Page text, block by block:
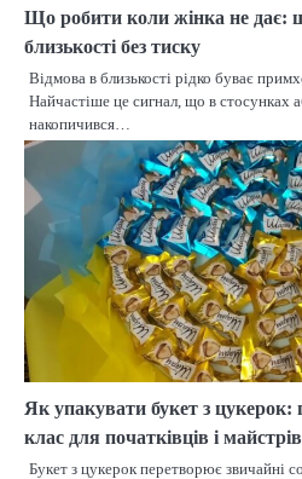
Що робити коли жінка не дає:
близькості без тиску
Відмова в близькості рідко буває
Найчастіше це сигнал, що в стосунках
накопичився…
Як упакувати букет з
клас для початківців і майстрів
Букет з цукерок перетворює звичайні